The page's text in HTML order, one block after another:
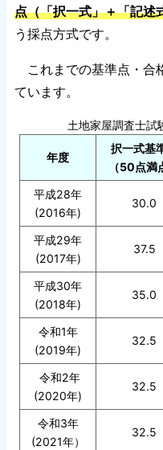
点（「択一式」＋「記述
う採点方式です。
これまでの基準点・合
ています。
土地家屋調査士試
年度
択一式基
（50点満
平成28年
(2016年)
30.0
平成29年
(2017年)
37.5
平成30年
(2018年)
35.0
令和1年
(2019年)
32.5
令和2年
(2020年)
32.5
令和3年
(2021年）
32.5